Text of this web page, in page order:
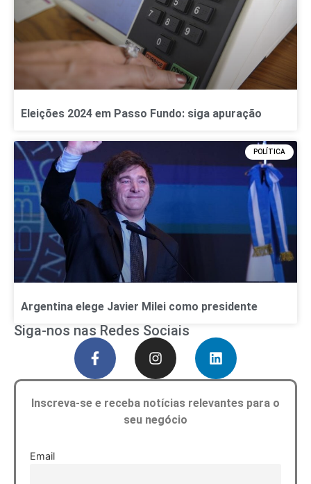
Eleições 2024 em Passo Fundo: siga apuração
POLÍTICA
Argentina elege Javier Milei como presidente
Siga-nos nas Redes Sociais
Inscreva-se e receba notícias relevantes para o
seu negócio
Email